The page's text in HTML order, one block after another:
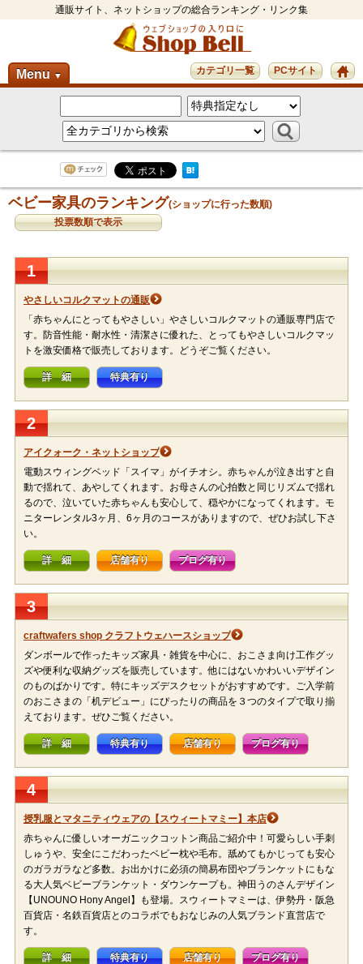
通販サイト、ネットショップの総合ランキング・リンク集
Menu ▼ PCサイト
カテゴリ一覧
ベビー家具のランキング(ショップに行った数順)
投票数順で表示
1
やさしいコルクマットの通販
「赤ちゃんにとってもやさしい」やさしいコルクマットの通販専門店で
す。防音性能・耐水性・清潔さに優れた、とってもやさしいコルクマッ
トを激安価格で販売しております。どうぞご覧ください。
詳 細 特典有り
2
アイクォーク・ネットショップ
電動スウィングベッド「スイマ」がイチオシ。赤ちゃんが泣き出すと自
動で揺れて、あやしてくれます。お母さんの心拍数と同じリズムで揺れ
るので、泣いていた赤ちゃんも安心して、穏やかになってくれます。モ
ニターレンタル3ヶ月、6ヶ月のコースがありますので、ぜひお試し下さ
い。
詳 細 店舗有り ブログ有り
3
craftwafers shop クラフトウェハースショップ
ダンボールで作ったキッズ家具・雑貨を中心に、おこさま向け工作グッ
ズや便利な収納グッズを販売しています。他にはないかわいいデザイン
のものばかりです。特にキッズデスクセットがおすすめです。ご入学前
のおこさまの「机デビュー」にぴったりの商品を３つのタイプで取り揃
えております。ぜひご覧ください。
詳 細 特典有り 店舗有り ブログ有り
4
授乳服とマタニティウェアの【スウィートマミー】本店
赤ちゃんに優しいオーガニックコットン商品ご紹介中！可愛らしい手刺
しゅうや、安全にこだわったベビー枕や毛布。舐めてもかじっても安心
のガラガラなど多数。お出かけに必須の簡易布団やブランケットにもな
る大人気ベビーブランケット・ダウンケープも。神田うのさんデザイン
【UNOUNO Hony Angel】も登場。スウィートマミーは、伊勢丹・阪急
百貨店・名鉄百貨店とのコラボでもおなじみの人気ブランド直営店で
す。
詳 細 特典有り 店舗有り ブログ有り